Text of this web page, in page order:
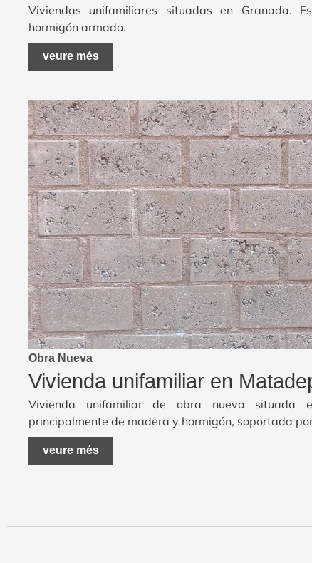
Viviendas unifamiliares situadas en Granada.
hormigón armado.
veure més
Obra Nueva
Vivienda unifamiliar en
Vivienda unifamiliar de obra nueva situada
principalmente de madera y hormigón, soportada
veure més